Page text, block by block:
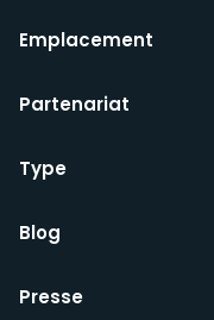
Emplacement
Partenariat
Type
Blog
Presse